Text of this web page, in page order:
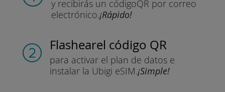
y recibirás un códigoQR por correo
electrónico.¡Rápido!
Flashearel código QR
para activar el plan de datos e
instalar la Ubigi eSIM.¡Simple!